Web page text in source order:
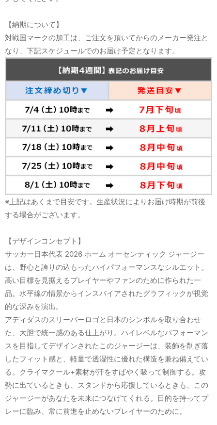
【納期について】
対戦国マークの加工は、ご注文を頂いてからのメーカー発注と
なり、下記スケジュールでのお届け予定となります。
※上記はあくまで目安です。生産状況によりお届け時期が前後
する場合がございます。
【デザインコンセプト】
サッカー日本代表 2026 ホーム オーセンティック ジャージー
は、野心と誇りの込もったハイパフォーマンスなシルエット。
高い目標を見据えるプレイヤーやファンのために作られた一
品。水平線の情景からインスパイアされたグラフィックが視覚
的な深みを演出。
アディダスのスリーバーロゴと日本のシンボルを取り合わせ
た、大胆で統一感のある仕上がり。ハイレベルなパフォーマン
スを目指してデザインされたこのジャージーは、装飾を削ぎ落
したフィット感と、軽量で透湿性に優れた構造を兼ね備えてい
る。クライマクール+素材が汗をすばやく吸って制御する。攻
勢に出ているときも、スタンドから応援しているときも、この
ジャージーがあなたを未来につなげてくれる。目的を持ってプ
レーに臨み、常に前進を止めないプレイヤーのために。